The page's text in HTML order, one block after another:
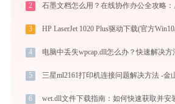
2
3 HP LaserJet 1020 Plus驱动下载(官方
4 电脑中丢失wpcap.dll怎么办？快速解决
5 三星ml2161打印机连接问题解决方法 -金
6 wet.dll文件下载指南：如何快速获取并安